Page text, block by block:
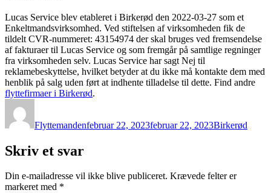
Lucas Service blev etableret i Birkerød den 2022-03-27 som et
Enkeltmandsvirksomhed. Ved stiftelsen af virksomheden fik de
tildelt CVR-nummeret: 43154974 der skal bruges ved fremsendelse
af fakturaer til Lucas Service og som fremgår på samtlige regninger
fra virksomheden selv. Lucas Service har sagt Nej til
reklamebeskyttelse, hvilket betyder at du ikke må kontakte dem med
henblik på salg uden ført at indhente tilladelse til dette. Find andre
flyttefirmaer i Birkerød.
Flyttemandenfebruar 22, 2023februar 22, 2023Birkerød
Skriv et svar
Din e-mailadresse vil ikke blive publiceret. Krævede felter er
markeret med *